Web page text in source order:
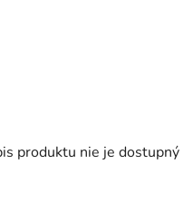
produktu nie je dostupný